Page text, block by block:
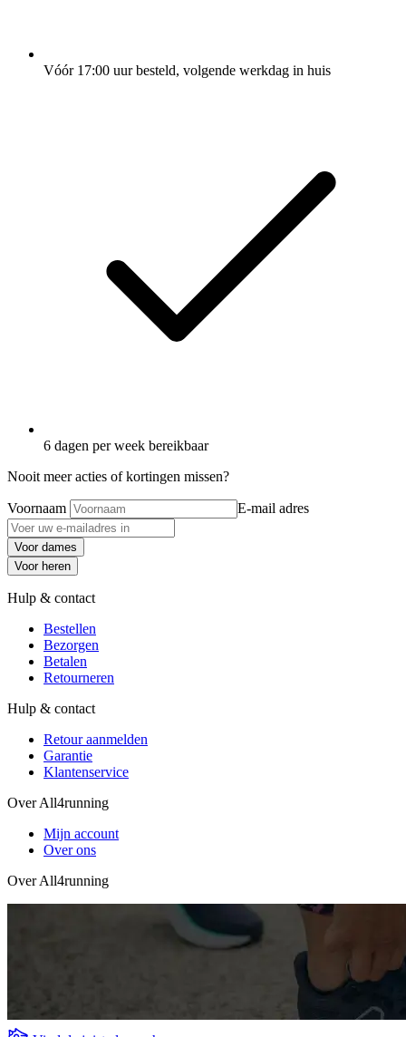
Vóór 17:00 uur besteld, volgende werkdag in huis
6 dagen per week bereikbaar
Nooit meer acties of kortingen missen?
Voornaam E-mail adres
Voor dames
Voor heren
Hulp & contact
Bestellen
Bezorgen
Betalen
Retourneren
Hulp & contact
Retour aanmelden
Garantie
Klantenservice
Over All4running
Mijn account
Over ons
Over All4running